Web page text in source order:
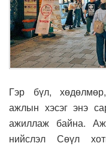
Гэр бүл,
ажлын хэсэг энэ
ажиллаж байна.
нийслэл Сөүл